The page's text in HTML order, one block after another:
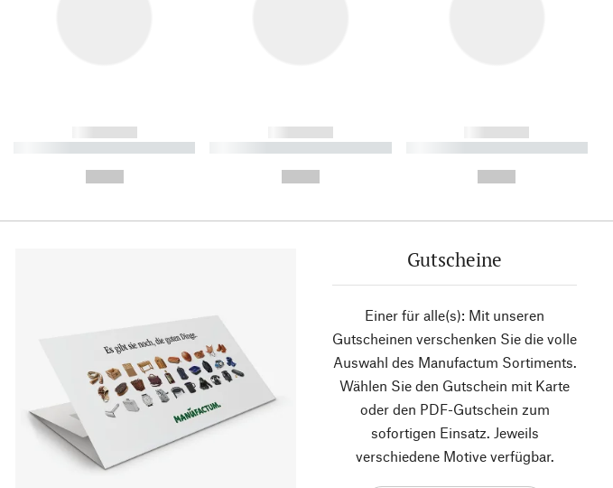
------------
----------- ----------- ----------
------------
----------- ----------- ----------
------------
----------- ----------- ----------
Gutscheine
Einer für alle(s): Mit unseren
Gutscheinen verschenken Sie die volle
Auswahl des Manufactum Sortiments.
Wählen Sie den Gutschein mit Karte
oder den PDF-Gutschein zum
sofortigen Einsatz. Jeweils
verschiedene Motive verfügbar.